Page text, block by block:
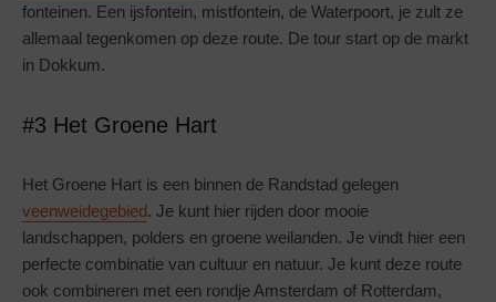
fonteinen. Een ijsfontein, mistfontein, de Waterpoort, je zult ze
allemaal tegenkomen op deze route. De tour start op de markt
in Dokkum.
#3 Het Groene Hart
Het Groene Hart is een binnen de Randstad gelegen
veenweidegebied. Je kunt hier rijden door mooie
landschappen, polders en groene weilanden. Je vindt hier een
perfecte combinatie van cultuur en natuur. Je kunt deze route
ook combineren met een rondje Amsterdam of Rotterdam,